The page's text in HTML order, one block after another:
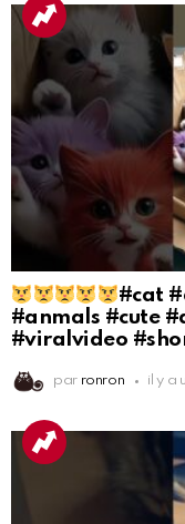
#cat
#anmals #cute
#viralvideo
par ronron il y a